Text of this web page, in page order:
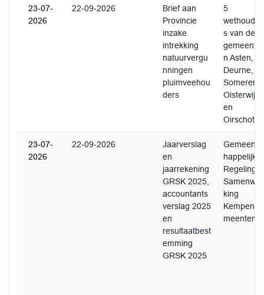
23-07-
2026
22-09-2026
Brief aan
Provincie
inzake
intrekking
natuurvergu
nningen
pluimveehou
ders
5
wethouder
s van de
gemeente
n Asten,
Deurne,
Someren,
Oisterwijk
en
Oirschot
23-07-
2026
22-09-2026
Jaarverslag
en
jaarrekening
GRSK 2025,
accountants
verslag 2025
en
resultaatbest
emming
GRSK 2025
Gemeensc
happelijke
Regeling
Samenwer
king
Kempenge
meenten